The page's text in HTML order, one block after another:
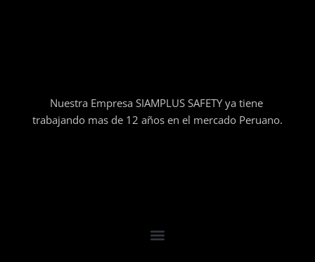
Nuestra Empresa SIAMPLUS SAFETY ya tiene
trabajando mas de 12 años en el mercado Peruano.